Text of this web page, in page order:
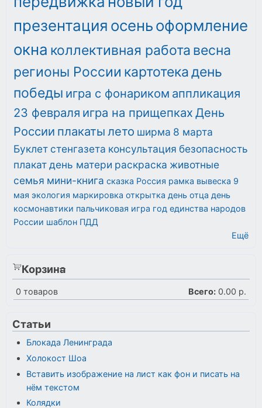
презентация осеньоформление
окна коллективная работа весна
регионы России картотекадень
победы игра с фонариком аппликация
23 февраля игра на прищепках День
России плакаты лето ширма 8 марта
Буклет стенгазета консультация безопасность
плакатдень матери раскраска животные
семья мини-книга сказка Россия рамка вывеска 9
мая экология маркировка открытка день отца день
космонавтики пальчиковая игра год единства народов
России шаблон ПДД
Ещё
Корзина
0 товаров Всего: 0.00 р.
Статьи
Блокада Ленинграда
Холокост Шоа
Вставить изображение на лист как фон и писать на
нём текстом
Колядки